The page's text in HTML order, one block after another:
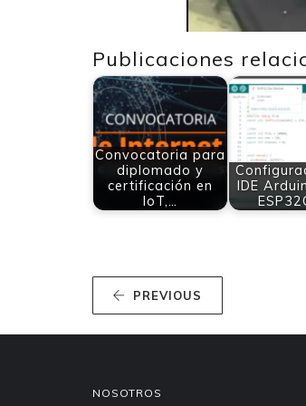
Publicaciones
Convocatoria para
diplomado y
certificación en
IoT,…
IDE
PREVIOUS
NOSOTROS